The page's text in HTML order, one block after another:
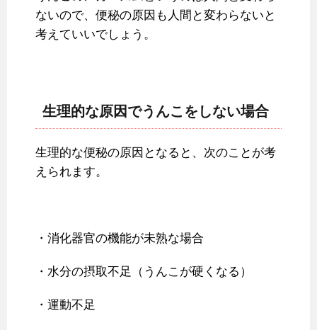
ないので、便秘の原因も人間と変わらないと
考えていいでしょう。
生理的な原因でうんこをしない場合
生理的な便秘の原因となると、次のことが考
えられます。
・消化器官の機能が未熟な場合
・水分の摂取不足（うんこが硬くなる）
・運動不足